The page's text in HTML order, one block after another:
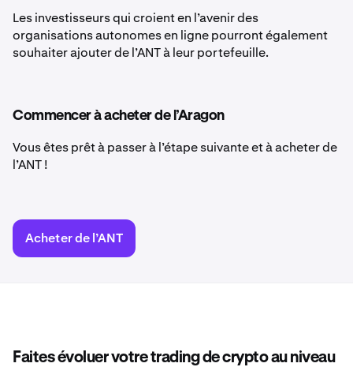
Les investisseurs qui croient en l’avenir des
organisations autonomes en ligne pourront également
souhaiter ajouter de l’ANT à leur portefeuille.
Commencer à acheter de l’Aragon
Vous êtes prêt à passer à l’étape suivante et à acheter de
l’ANT !
Acheter de l’ANT
Faites évoluer votre trading de crypto au niveau